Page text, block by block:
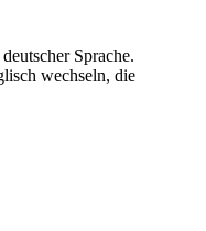
Sprache.
wechseln, die